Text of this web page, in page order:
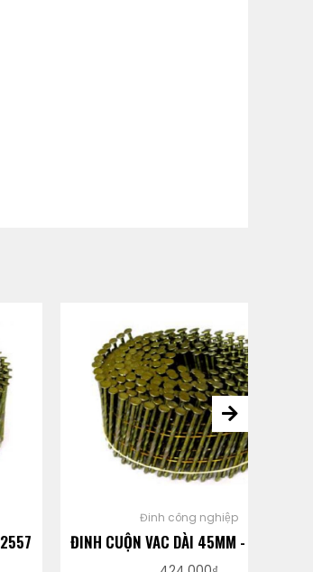
Đinh công nghiệp
ĐINH CUỘN VAC DÀI 45MM - CNS2245